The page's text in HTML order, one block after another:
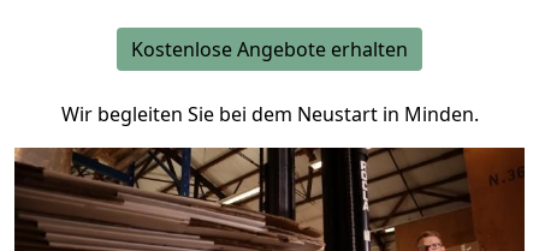
Kostenlose Angebote erhalten
Wir begleiten Sie bei dem Neustart in Minden.